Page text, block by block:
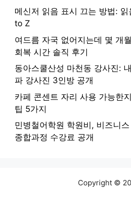
메신저 읽음 표시 끄는 방법:
to Z
여드름 자국 없어지는데 몇 개
회복 시간 솔직 후기
동아스쿨산성 마천동 강사진:
파 강사진 3인방 공개
카페 콘센트 자리 사용 가능한
팁 5가지
민병철어학원 학원비, 비즈니
종합과정 수강료 공개
Copyright ©